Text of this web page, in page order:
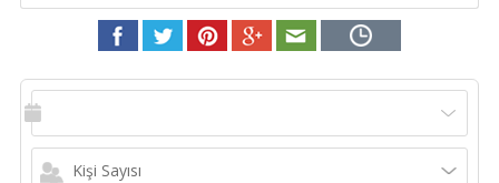
Kişi Sayısı